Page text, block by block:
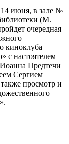
14 июня, в зале №
(М.
очередная
киноклуба
с настоятелем
Предтечи
Сергием
просмотр и